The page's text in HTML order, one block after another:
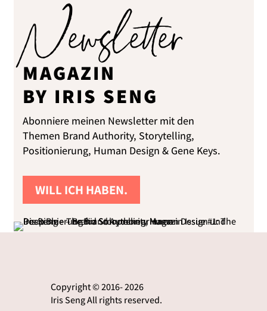
Newsletter
MAGAZIN
BY IRIS SENG
Abonniere meinen Newsletter mit den
Themen Brand Authority, Storytelling,
Positionierung, Human Design & Gene Keys.
WILL ICH HABEN.
Copyright © 2016- 2026
Iris Seng All rights reserved.